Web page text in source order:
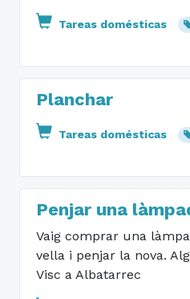
Tareas domésticas
Planchar
Tareas domésticas
Penjar una
Vaig comprar una
vella i penjar la nova.
Visc a Albatarrec